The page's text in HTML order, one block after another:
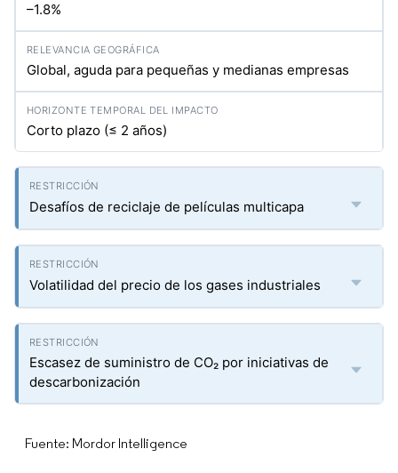
–1.8%
Global, aguda para pequeñas y medianas empresas
Corto plazo (≤ 2 años)
Desafíos de reciclaje de películas multicapa
Volatilidad del precio de los gases industriales
Escasez de suministro de CO₂ por iniciativas de
descarbonización
Fuente: Mordor Intelligence